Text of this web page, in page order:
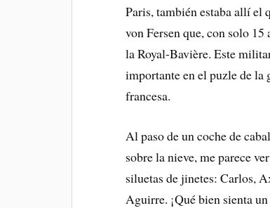
Paris, también estaba allí el
von Fersen que, con solo
la Royal-Bavière. Este
importante en el puzle de la
francesa.
Al paso de un coche de
sobre la nieve, me parece
siluetas de jinetes: Carlos,
Aguirre. ¡Qué bien sienta